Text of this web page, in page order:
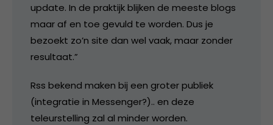
update. In de praktijk blijken de meeste blogs
maar af en toe gevuld te worden. Dus je
bezoekt zo’n site dan wel vaak, maar zonder
resultaat.”
Rss bekend maken bij een groter publiek
(integratie in Messenger?).. en deze
teleurstelling zal al minder worden.